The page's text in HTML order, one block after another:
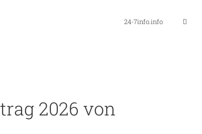
24-7info.info
2026 von